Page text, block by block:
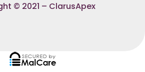
© 2021 – ClarusApex